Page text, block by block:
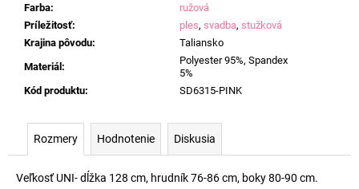
Farba:
ružová
Príležitosť: ples, svadba, stužková
Krajina pôvodu:
Taliansko
Materiál:
Polyester 95%, Spandex
5%
Kód produktu: SD6315-PINK
Rozmery Hodnotenie Diskusia
Veľkosť UNI- dĺžka 128 cm, hrudník 76-86 cm, boky 80-90 cm.